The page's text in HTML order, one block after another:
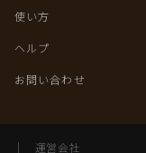
使い方
ヘルプ
お問い合わせ
｜ 運営会社